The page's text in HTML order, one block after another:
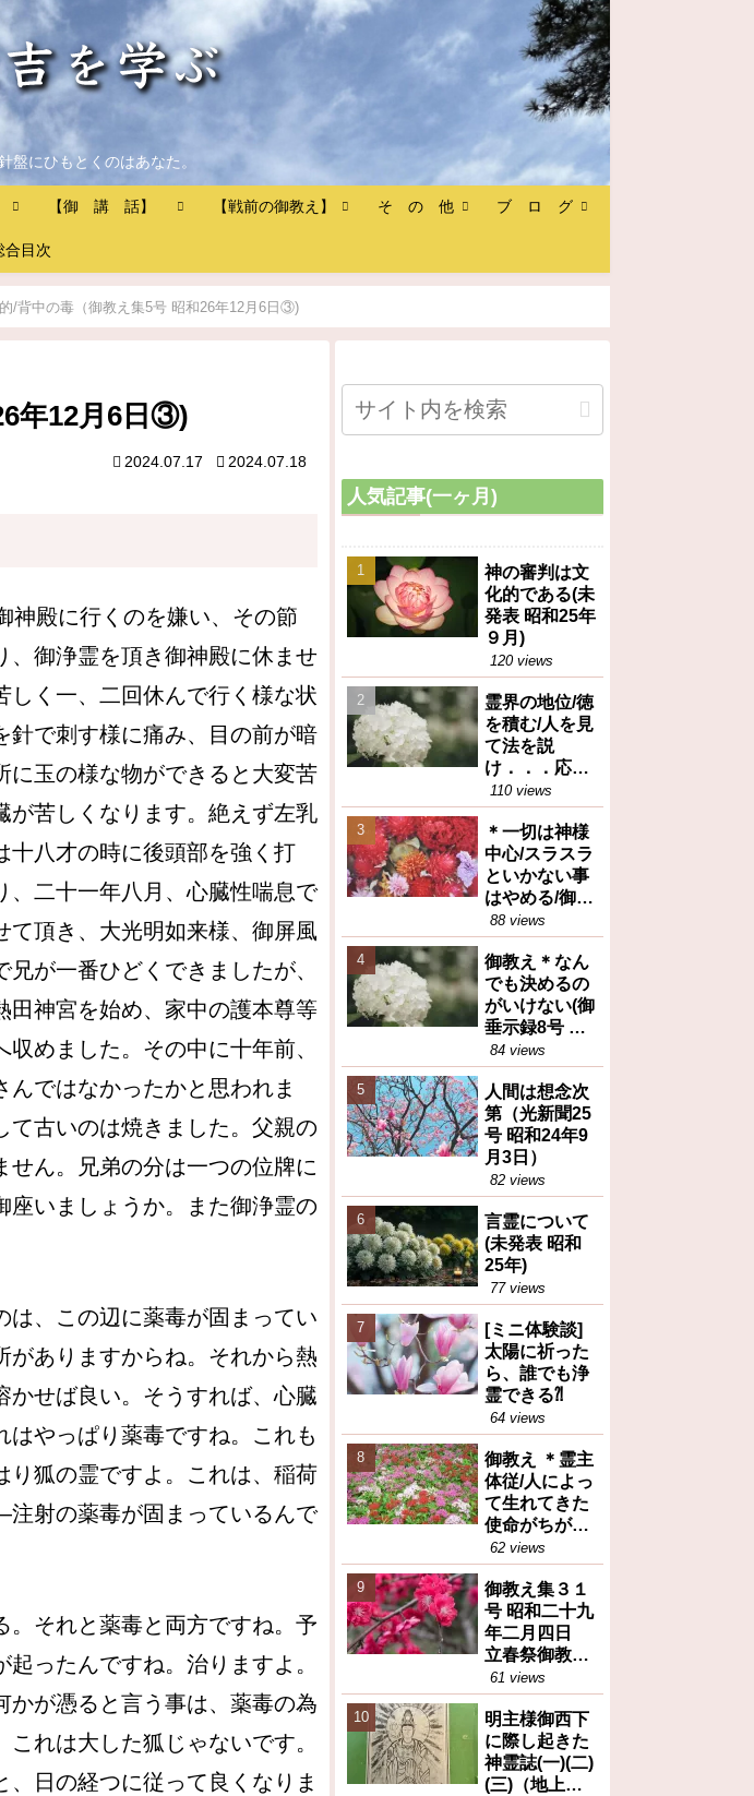
盤にひもとくのはあなた。
【御 講 話】 【戦前の御教え】 そ の 他 ブ ロ グ
合目次
/背中の毒（御教え集5号 昭和26年12月6日③)
年12月6日③)
2024.07.17 2024.07.18
神殿に行くのを嫌い、その節
、御浄霊を頂き御神殿に休ませ
しく一、二回休んで行く様な状
針で刺す様に痛み、目の前が暗
に玉の様な物ができると大変苦
が苦しくなります。絶えず左乳
十八才の時に後頭部を強く打
、二十一年八月、心臓性喘息で
頂き、大光明如来様、御屏風
が一番ひどくできましたが、
田神宮を始め、家中の護本尊等
めました。その中に十年前、
ではなかったかと思われま
古いのは焼きました。父親の
ん。兄弟の分は一つの位牌に
いましょうか。また御浄霊の
、この辺に薬毒が固まってい
ありますからね。それから熱
かせば良い。そうすれば、心臓
やっぱり薬毒ですね。これも
狐の霊ですよ。これは、稲荷
射の薬毒が固まっているんで
それと薬毒と両方ですね。予
ったんですね。治りますよ。
が憑ると言う事は、薬毒の為
れは大した狐じゃないです。
日の経つに従って良くなりま
人気記事(一ヶ月)
神の審判は文
化的である(未
発表 昭和25年
９月)
120 views
霊界の地位/徳
を積む/人を見
て法を説
け．．．応身
（御垂示録16
号昭和27年12
月1日④）
110 views
＊一切は神様
中心/スラスラ
といかない事
はやめる/御任
せ（御垂示録
16号昭和27年
12月1日①）
88 views
御教え＊なん
でも決めるの
がいけない(御
垂示録8号 昭
和27年4月1日
②)
84 views
人間は想念次
第（光新聞25
号 昭和24年9
月3日）
82 views
言霊について
(未発表 昭和
25年)
77 views
[ミニ体験談]
太陽に祈った
ら、誰でも浄
霊できる⁈
64 views
御教え ＊霊主
体従/人によっ
て生れてきた
使命がちがう
(御教え集27号
昭和28年10月
6日③)
62 views
御教え集３１
号 昭和二十九
年二月四日
立春祭御教え
※人間が善と
か悪とか決め
るのは大変な
間違い等
61 views
明主様御西下
に際し起きた
神霊誌(一)(二)
(三)（地上天